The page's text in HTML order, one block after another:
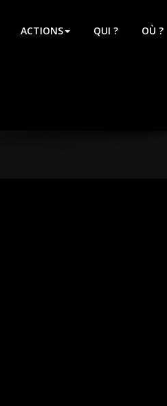
ACTIONS QUI ? OÙ ?